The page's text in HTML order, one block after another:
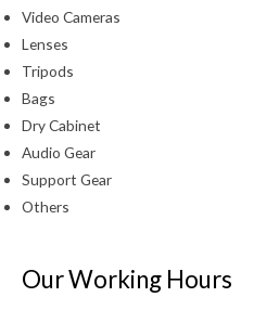
Video Cameras
Lenses
Tripods
Bags
Dry Cabinet
Audio Gear
Support Gear
Others
Our Working Hours